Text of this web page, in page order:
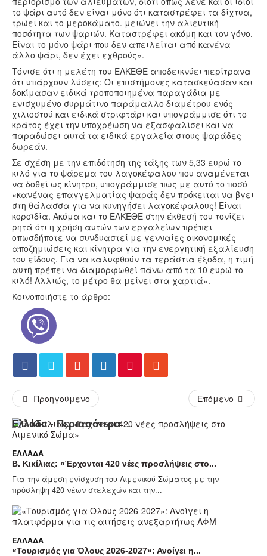
το ψάρι αυτό δεν είναι μόνο ότι καταστρέφει τα δίχτυα,
τρώει και το μεροκάματο. μειώνει την αλιευτική
ποσότητα των ψαριών. Καταστρέφει ακόμη και τον γόνο.
Είναι το μόνο ψάρι που δεν απειλείται από κανένα
άλλο ψάρι, δεν έχει εχθρούς».
Τόνισε ότι η μελέτη του ΕΛΚΕΘΕ αποδεικνύει περίτρανα
ότι υπάρχουν λύσεις: Οι επιστήμονες κατασκεύασαν και
δοκίμασαν ειδικά τροποποιημένα παραγάδια με
ενισχυμένο συρμάτινο παράμαλλο διαμέτρου ενός
χιλιοστού και ειδικά στριφτάρι και υπογράμμισε ότι το
κράτος έχει την υποχρέωση να εξασφαλίσει και να
παραδώσει αυτά τα ειδικά εργαλεία στους ψαράδες
δωρεάν.
Σε σχέση με την επιδότηση της τάξης των 5,33 ευρώ το
κιλό για το ψάρεμα του λαγοκέφαλου που αναμένεται
να δοθεί ως κίνητρο, υπογράμμισε πως με αυτό το ποσό
«κανένας επαγγελματίας ψαράς δεν πρόκειται να βγει
στη θάλασσα για να κυνηγήσει λαγοκέφαλους! Είναι
κοροϊδία. Ακόμα και το ΕΛΚΕΘΕ στην έκθεσή του τονίζει
ρητά ότι η χρήση αυτών των εργαλείων πρέπει
οπωσδήποτε να συνδυαστεί με γενναίες οικονομικές
αποζημιώσεις και κίνητρα για την ενεργητική εξαλίευση
του είδους. Για να καλυφθούν τα τεράστια έξοδα, η τιμή
αυτή πρέπει να διαμορφωθεί πάνω από τα 10 ευρώ το
κιλό! Αλλιώς, το μέτρο θα μείνει στα χαρτιά».
Κοινοποιήστε το άρθρο:
Προηγούμενο Επόμενο
Ελλάδα - Περισσότερα Άρθρα...
ΕΛΛΆΔΑ
Β. Κικίλιας: «Έρχονται 420 νέες προσλήψεις στο...
Για την άμεση ενίσχυση του Λιμενικού Σώματος με την
πρόσληψη 420 νέων στελεχών και την...
ΕΛΛΆΔΑ
«Τουρισμός για Όλους 2026-2027»: Ανοίγει η...